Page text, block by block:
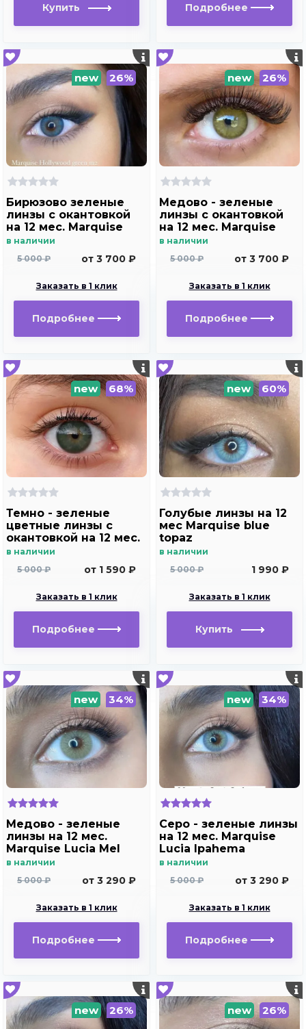
Подробнее
new 26%
Бирюзово зеленые
линзы c окантовкой
на 12 мес. Marquise
Hollywood green m2
в наличии
5 000 ₽
от 3 700 ₽
Заказать в 1 клик
Подробнее
new 26%
Медово - зеленые
линзы c окантовкой
на 12 мес. Marquise
Hollywood brown m2
в наличии
5 000 ₽
от 3 700 ₽
Заказать в 1 клик
Подробнее
new 68%
Темно - зеленые
цветные линзы c
окантовкой на 12 мес.
Максимально
ультратонкие и
в наличии
5 000 ₽
от 1 590 ₽
Заказать в 1 клик
Подробнее
new 60%
Голубые линзы на 12
мес Marquise blue
topaz
в наличии
5 000 ₽
1 990 ₽
Заказать в 1 клик
new 34%
Медово - зеленые
линзы на 12 мес.
Marquise Lucia Mel
в наличии
5 000 ₽
от 3 290 ₽
Заказать в 1 клик
Подробнее
new 34%
Серо - зеленые линзы
на 12 мес. Marquise
Lucia Ipahema
в наличии
5 000 ₽
от 3 290 ₽
Заказать в 1 клик
Подробнее
new 26% new 26%